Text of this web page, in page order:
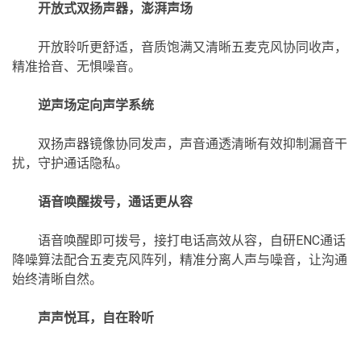
开放式双扬声器，澎湃声场
开放聆听更舒适，音质饱满又清晰五麦克风协同收声，
精准拾音、无惧噪音。
逆声场定向声学系统
双扬声器镜像协同发声，声音通透清晰有效抑制漏音干
扰，守护通话隐私。
语音唤醒拨号，通话更从容
语音唤醒即可拨号，接打电话高效从容，自研ENC通话
降噪算法配合五麦克风阵列，精准分离人声与噪音，让沟通
始终清晰自然。
声声悦耳，自在聆听